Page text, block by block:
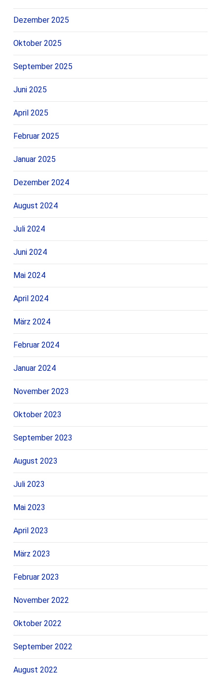
Dezember 2025
Oktober 2025
September 2025
Juni 2025
April 2025
Februar 2025
Januar 2025
Dezember 2024
August 2024
Juli 2024
Juni 2024
Mai 2024
April 2024
März 2024
Februar 2024
Januar 2024
November 2023
Oktober 2023
September 2023
August 2023
Juli 2023
Mai 2023
April 2023
März 2023
Februar 2023
November 2022
Oktober 2022
September 2022
August 2022